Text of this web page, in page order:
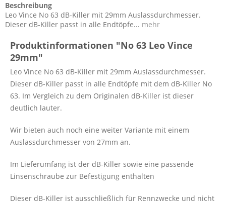
Beschreibung
Leo Vince No 63 dB-Killer mit 29mm Auslassdurchmesser.
Dieser dB-Killer passt in alle Endtöpfe... mehr
Produktinformationen "No 63 Leo Vince
29mm"
Leo Vince No 63 dB-Killer mit 29mm Auslassdurchmesser.
Dieser dB-Killer passt in alle Endtöpfe mit dem dB-Killer No
63. Im Vergleich zu dem Originalen dB-Killer ist dieser
deutlich lauter.
Wir bieten auch noch eine weiter Variante mit einem
Auslassdurchmesser von 27mm an.
Im Lieferumfang ist der dB-Killer sowie eine passende
Linsenschraube zur Befestigung enthalten
Dieser dB-Killer ist ausschließlich für Rennzwecke und nicht